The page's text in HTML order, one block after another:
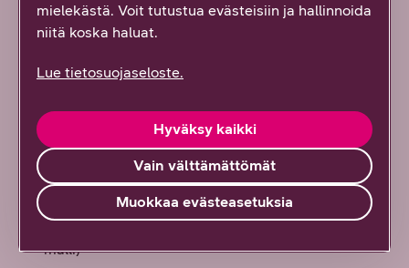
Versio 3.419.0
v1:llä korjaus WAN-porttiin ja sen asetuksiin
Versio 3.417.0
Korjaus pingauksen epäonnistumiseen KTV-toolilla
Korjaus Ethernet-kohteissa toimimiseen
malli)
mielekästä. Voit tutustua evästeisiin ja hallinnoida
niitä koska haluat.
Lue tietosuojaseloste.
Vain välttämättömät
Hyväksy kaikki
Muokkaa evästeasetuksia